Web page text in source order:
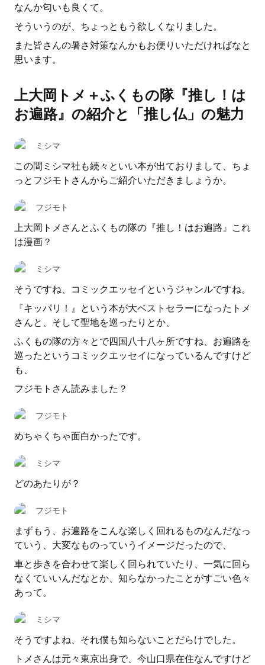
なんか匂いも良くて。
そういうのが、ちょっともう欲しくなりました。
また皆さんの暑さ対策なんかもお便りいただければなと
思います。
上大岡トメ＋ふくもの隊『推し！は
お遍路』の紹介と「推し仏」の魅力
ミシマ
この間ミシマ社も続々といい本が出ておりまして、ちょ
っとフジモトさんからご紹介いただきましょうか。
フジモト
上大岡トメさんとふくもの隊の『推し！はお遍路』これ
は漫画？
ミシマ
そうですね、コミックエッセイというジャンルですね。
『キッパリ！』という本が大ベストセラーになったトメ
さんと、そして聖地を巡ったりとか、
ふくもの隊の方々とで四国八十八ヶ所ですね、お遍路を
巡ったというコミックエッセイになっているんですけど
も、
フジモトさん読みました？
フジモト
めちゃくちゃ面白かったです。
ミシマ
どのあたりが？
フジモト
まずもう、お遍路をこんな楽しく回れるものなんだなっ
ていう、大変なものっていうイメージだったので、
車と歩きを合わせて楽しく回られていたり、一気に回ら
なくていいんだなとか、知らなかったことがすごい色々
あって。
ミシマ
そうですよね、それ僕も知らないことだらけでした。
トメさんは元々東京出身で、今山口県在住なんですけど